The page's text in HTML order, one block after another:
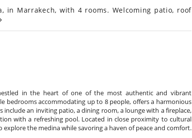
in Marrakech, with 4 rooms. Welcoming patio, roof
in the heart of one of the most authentic and vibrant
bedrooms accommodating up to 8 people, offers a harmonious
an inviting patio, a dining room, a lounge with a fireplace,
with a refreshing pool. Located in close proximity to cultural
the medina while savoring a haven of peace and comfort.